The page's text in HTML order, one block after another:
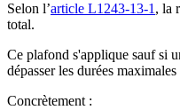
Selon l’article L1243-13-1, la
total.
Ce plafond s'applique sauf si
dépasser les durées maximales
Concrètement :